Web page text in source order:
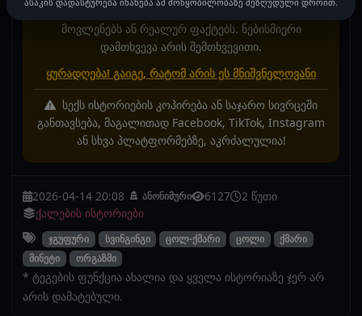
უკავშირდებოდეს რეალურ პირებს, რეალურ
მოვლენებს ან რეალურ ფაქტებს. ნებისმიერი
დამთხვევა არის შემთხვევითი.
ყურადღება! გაიგე, რატომ არის ეს მნიშვნელოვანი
სექს ისტორიების კოპირება ან საჯარო სივრცეში
განთავსება, მაგალითად Facebook, TikTok, Instagram
ან სხვა პლატფორმებზე, აკრძალულია!
2026-04-14 20:08 ანონიმური 6127
2 წუთი
ქალების ისტორიები
ჯგუფური სვინგინგი ცოლ-ქმარი ცოლი
ქმარი
მინეტი
ორგაზმი
* ტეგების ფუნქცია ახალია და ყველა ისტორიაზე ჯერ არ
არის დამატებული.